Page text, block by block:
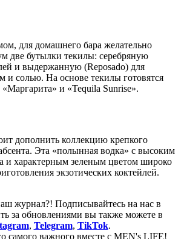
для домашнего бара желательно
две бутылки текилы: серебряную
и выдержанную (Reposado) для
и солью. На основе текилы готовятся
«Маргарита» и «Tequila Sunrise».
дополнить коллекцию крепкого
Эта «полынная водка» с высоким
и характерным зеленым цветом широко
экзотических коктейлей.
журнал?! Подписывайтесь на нас в
за обновлениями вы также можете в
, Telegram, TikTok.
самого важного вместе с MEN's LIFE!